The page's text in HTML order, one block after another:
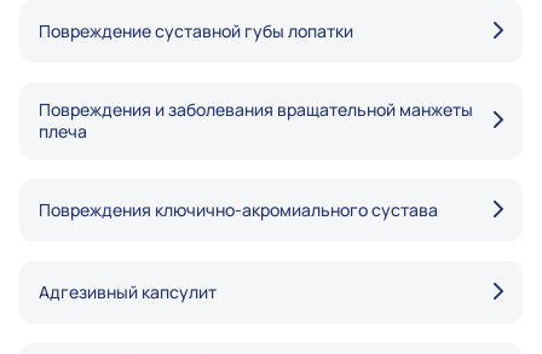
Повреждение суставной губы лопатки
Повреждения и заболевания вращательной манжеты
плеча
Повреждения ключично-акромиального сустава
Адгезивный капсулит